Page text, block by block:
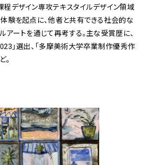
デザイン専攻テキスタイルデザイン領域
験を起点に、他者と共有できる社会的な
アートを通じて再考する。主な受賞歴に、
」選出、「多摩美術大学卒業制作優秀作
。